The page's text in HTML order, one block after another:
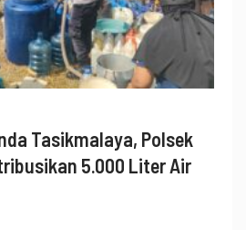
Tasikmalaya, Polsek
5.000 Liter Air